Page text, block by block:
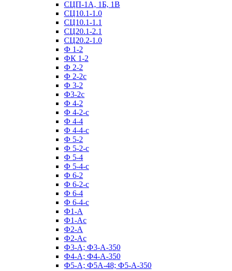
СЦП-1А, 1Б, 1В
СЦ10.1-1.0
СЦ10.1-1.1
СЦ20.1-2.1
СЦ20.2-1.0
Ф 1-2
ФК 1-2
Ф 2-2
Ф 2-2с
Ф 3-2
Ф3-2с
Ф 4-2
Ф 4-2-с
Ф 4-4
Ф 4-4-с
Ф 5-2
Ф 5-2-с
Ф 5-4
Ф 5-4-с
Ф 6-2
Ф 6-2-с
Ф 6-4
Ф 6-4-с
Ф1-А
Ф1-Ас
Ф2-А
Ф2-Ас
Ф3-А; Ф3-А-350
Ф4-А; Ф4-А-350
Ф5-А; Ф5А-48; Ф5-А-350